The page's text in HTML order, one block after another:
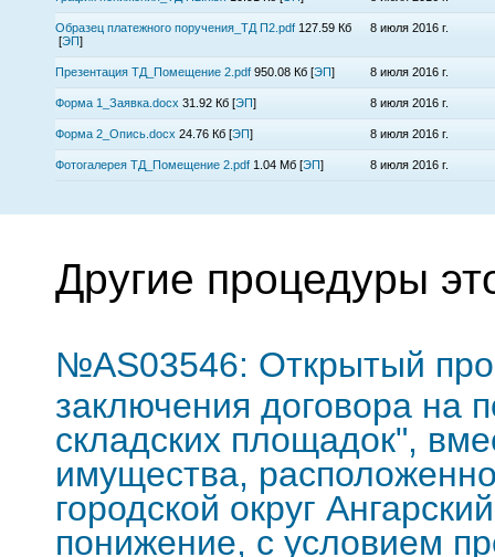
Образец платежного поручения_ТД П2.pdf 127.59 Кб
[ЭП]
8 июля 2016 г.
Презентация ТД_Помещение 2.pdf 950.08 Кб [ЭП] 8 июля 2016 г.
Форма 1_Заявка.docx 31.92 Кб [ЭП] 8 июля 2016 г.
Форма 2_Опись.docx 24.76 Кб [ЭП] 8 июля 2016 г.
Фотогалерея ТД_Помещение 2.pdf 1.04 Мб [ЭП] 8 июля 2016 г.
Другие процедуры
№AS03546: Открытый
заключения договора на
складских площадок",
имущества,
городской округ
понижение, с условием